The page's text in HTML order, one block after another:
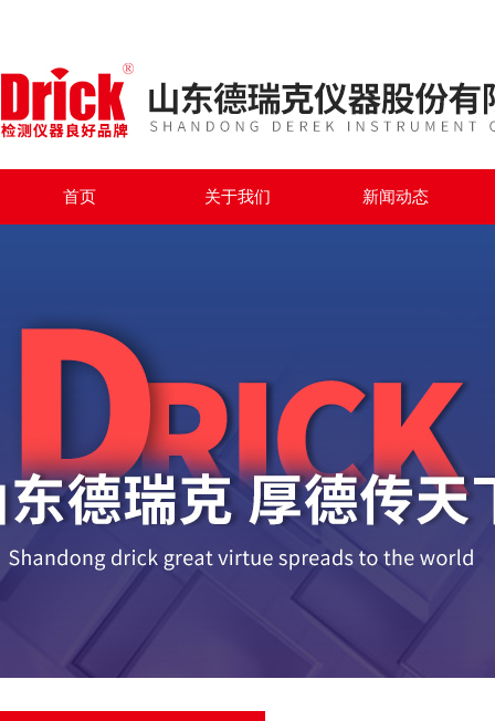
首页 关于我们 新闻动态